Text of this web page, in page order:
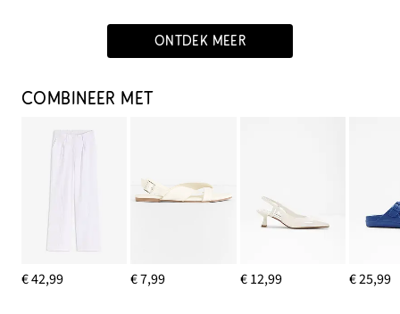
ONTDEK MEER
COMBINEER MET
€ 42,99 € 7,99 € 12,99 € 25,99